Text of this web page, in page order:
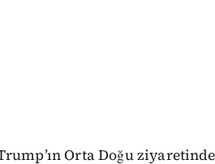
Orta Doğu